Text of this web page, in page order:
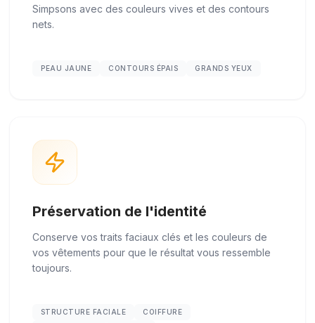
Simpsons avec des couleurs vives et des contours
nets.
PEAU JAUNE CONTOURS ÉPAIS GRANDS YEUX
Préservation de l'identité
Conserve vos traits faciaux clés et les couleurs de
vos vêtements pour que le résultat vous ressemble
toujours.
STRUCTURE FACIALE
COIFFURE